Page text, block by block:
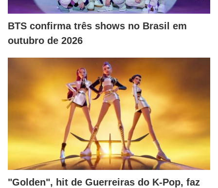
BTS confirma três shows no Brasil em
outubro de 2026
"Golden", hit de Guerreiras do K-Pop, faz